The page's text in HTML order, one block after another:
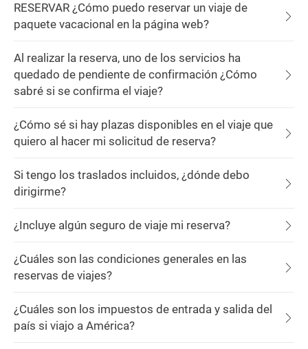
RESERVAR ¿Cómo puedo reservar un viaje de
paquete vacacional en la página web?
Al realizar la reserva, uno de los servicios ha
quedado de pendiente de confirmación ¿Cómo
sabré si se confirma el viaje?
¿Cómo sé si hay plazas disponibles en el viaje que
quiero al hacer mi solicitud de reserva?
Si tengo los traslados incluidos, ¿dónde debo
dirigirme?
¿Incluye algún seguro de viaje mi reserva?
¿Cuáles son las condiciones generales en las
reservas de viajes?
¿Cuáles son los impuestos de entrada y salida del
país si viajo a América?